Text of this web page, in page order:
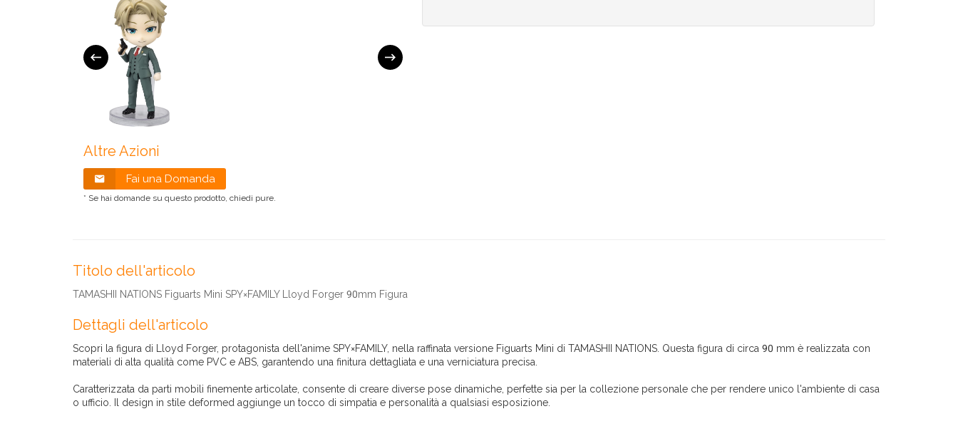
Altre Azioni
Fai una Domanda
* Se hai domande su questo prodotto, chiedi pure.
Titolo dell'articolo
TAMASHII NATIONS Figuarts Mini SPY×FAMILY Lloyd Forger 90mm Figura
Dettagli dell'articolo
Scopri la figura di Lloyd Forger, protagonista dell'anime SPY×FAMILY, nella raffinata versione Figuarts Mini di TAMASHII NATIONS. Questa figura di circa 90 mm è realizzata con
materiali di alta qualità come PVC e ABS, garantendo una finitura dettagliata e una verniciatura precisa.
Caratterizzata da parti mobili finemente articolate, consente di creare diverse pose dinamiche, perfette sia per la collezione personale che per rendere unico l'ambiente di casa
o ufficio. Il design in stile deformed aggiunge un tocco di simpatia e personalità a qualsiasi esposizione.